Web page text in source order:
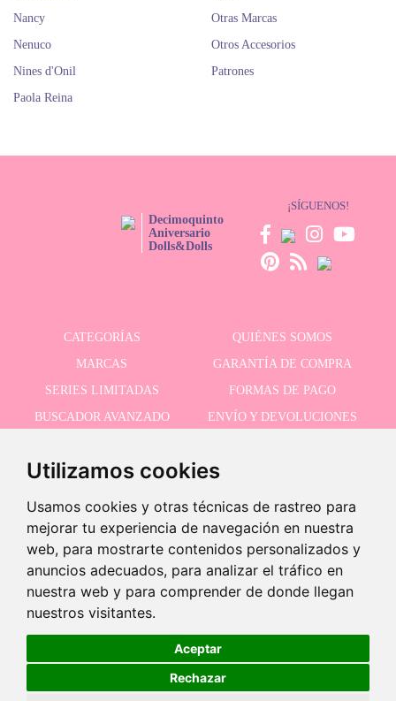
Utilizamos cookies
Usamos cookies y otras técnicas de rastreo para
mejorar tu experiencia de navegación en nuestra
web, para mostrarte contenidos personalizados y
anuncios adecuados, para analizar el tráfico en
nuestra web y para comprender de donde llegan
nuestros visitantes.
Aceptar
Rechazar
24,95 € +
-
Añadir a carrito
Nancy
Nenuco
Nines d'Onil
Paola Reina
Otras Marcas
Otros Accesorios
Patrones
Decimoquinto
Aniversario
Dolls&Dolls
¡SÍGUENOS!
CATEGORÍAS
QUIÉNES SOMOS
MARCAS
GARANTÍA DE COMPRA
SERIES LIMITADAS
FORMAS DE PAGO
BUSCADOR AVANZADO
ENVÍO Y DEVOLUCIONES
RECIBE NUESTRAS ÚLTIMAS NOVEDADES
Acepto la política de privacidad
©2026 Dolls And Dolls. Todos los derechos reservados.